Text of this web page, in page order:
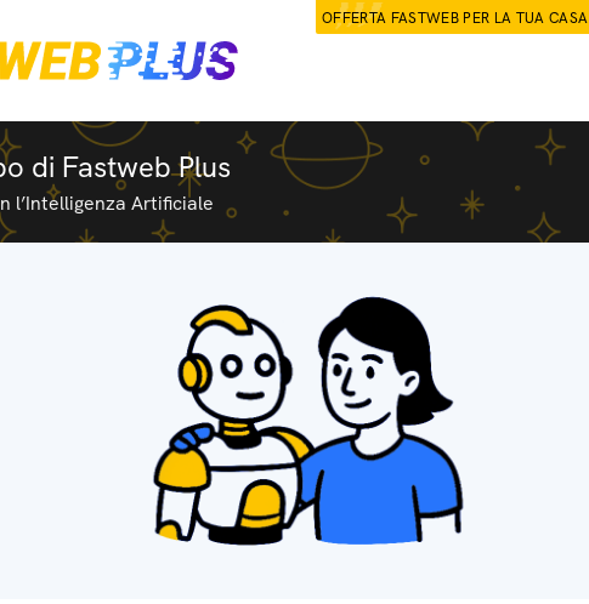
OFFERTA FASTWEB PER LA TUA CASA
di Fastweb Plus
l’Intelligenza Artificiale